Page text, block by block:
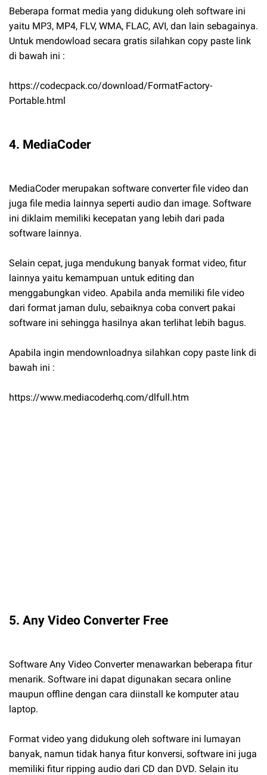
Beberapa format media yang didukung oleh software ini
yaitu MP3, MP4, FLV, WMA, FLAC, AVI, dan lain sebagainya.
Untuk mendowload secara gratis silahkan copy paste link
di bawah ini :
https://codecpack.co/download/FormatFactory-
Portable.html
4. MediaCoder
MediaCoder merupakan software converter file video dan
juga file media lainnya seperti audio dan image. Software
ini diklaim memiliki kecepatan yang lebih dari pada
software lainnya.
Selain cepat, juga mendukung banyak format video, fitur
lainnya yaitu kemampuan untuk editing dan
menggabungkan video. Apabila anda memiliki file video
dari format jaman dulu, sebaiknya coba convert pakai
software ini sehingga hasilnya akan terlihat lebih bagus.
Apabila ingin mendownloadnya silahkan copy paste link di
bawah ini :
https://www.mediacoderhq.com/dlfull.htm
5. Any Video Converter Free
Software Any Video Converter menawarkan beberapa fitur
menarik. Software ini dapat digunakan secara online
maupun offline dengan cara diinstall ke komputer atau
laptop.
Format video yang didukung oleh software ini lumayan
banyak, namun tidak hanya fitur konversi, software ini juga
memiliki fitur ripping audio dari CD dan DVD. Selain itu